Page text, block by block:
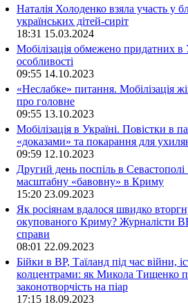
Наталія Холоденко взяла участь у
українських дітей-сиріт
18:31 15.03.2024
Мобілізація обмежено придатних в
особливості
09:55 14.10.2023
«Неслабке» питання. Мобілізація
про головне
09:55 13.10.2023
Мобілізація в Україні. Повістки в
«доказами» та покарання для
09:59 12.10.2023
Другий день поспіль в
масштабну «бавовну» в Криму
15:20 23.09.2023
Як росіянам вдалося швидко
окупованого Криму? Журналісти
справи
08:01 22.09.2023
Бійки в ВР, Таїланд під час війни,
колцентрами: як Микола Тищенко
законотворчість на піар
17:15 18.09.2023